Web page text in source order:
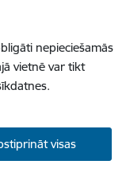
nepieciešamās
vietnē var tikt
visas